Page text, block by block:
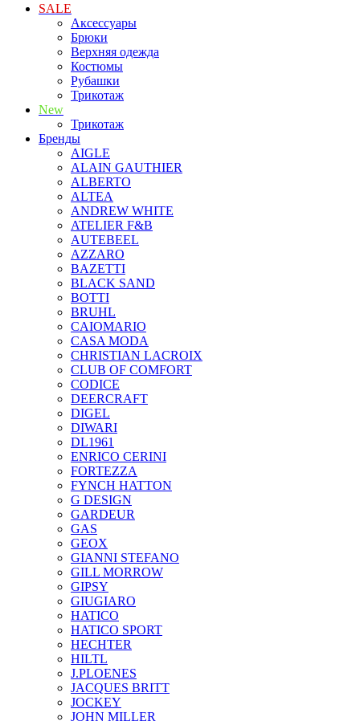
SALE
Аксессуары
Брюки
Верхняя одежда
Костюмы
Рубашки
Трикотаж
New
Трикотаж
Бренды
AIGLE
ALAIN GAUTHIER
ALBERTO
ALTEA
ANDREW WHITE
ATELIER F&B
AUTEBEEL
AZZARO
BAZETTI
BLACK SAND
BOTTI
BRUHL
CAIOMARIO
CASA MODA
CHRISTIAN LACROIX
CLUB OF COMFORT
CODICE
DEERCRAFT
DIGEL
DIWARI
DL1961
ENRICO CERINI
FORTEZZA
FYNCH HATTON
G DESIGN
GARDEUR
GAS
GEOX
GIANNI STEFANO
GILL MORROW
GIPSY
GIUGIARO
HATICO
HATICO SPORT
HECHTER
HILTL
J.PLOENES
JAСQUES BRITT
JOCKEY
JOHN MILLER